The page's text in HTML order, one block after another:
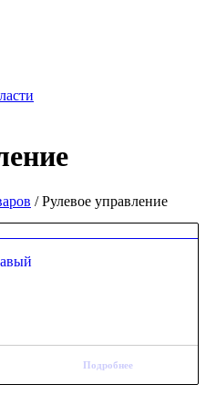
/ Рулевое управление
Подробнее